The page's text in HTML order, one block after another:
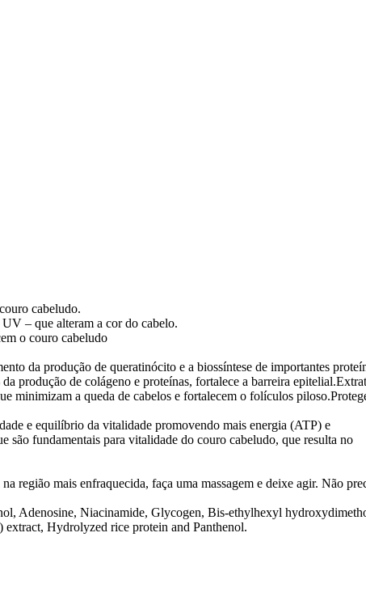
cabeludo.
– que alteram a cor do cabelo.
o couro cabeludo
da produção de queratinócito e a biossíntese de importantes
produção de colágeno e proteínas, fortalece a barreira
minimizam a queda de cabelos e fortalecem o folículos
e equilíbrio da vitalidade promovendo mais energia (ATP) e
são fundamentais para vitalidade do couro cabeludo, que resulta no
região mais enfraquecida, faça uma massagem e deixe agir. Não
Adenosine, Niacinamide, Glycogen, Bis-ethylhexyl
Hydrolyzed rice protein and Panthenol.